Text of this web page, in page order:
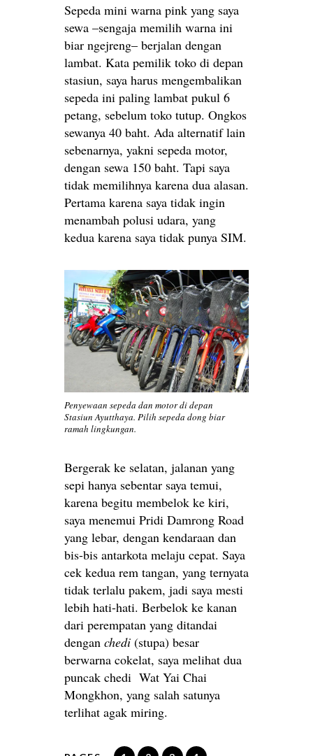
Sepeda mini warna pink yang saya
sewa –sengaja memilih warna ini
biar ngejreng– berjalan dengan
lambat. Kata pemilik toko di depan
stasiun, saya harus mengembalikan
sepeda ini paling lambat pukul 6
petang, sebelum toko tutup. Ongkos
sewanya 40 baht. Ada alternatif lain
sebenarnya, yakni sepeda motor,
dengan sewa 150 baht. Tapi saya
tidak memilihnya karena dua alasan.
Pertama karena saya tidak ingin
menambah polusi udara, yang
kedua karena saya tidak punya SIM.
Penyewaan sepeda dan motor di depan
Stasiun Ayutthaya. Pilih sepeda dong biar
ramah lingkungan.
Bergerak ke selatan, jalanan yang
sepi hanya sebentar saya temui,
karena begitu membelok ke kiri,
saya menemui Pridi Damrong Road
yang lebar, dengan kendaraan dan
bis-bis antarkota melaju cepat. Saya
cek kedua rem tangan, yang ternyata
tidak terlalu pakem, jadi saya mesti
lebih hati-hati. Berbelok ke kanan
dari perempatan yang ditandai
dengan chedi (stupa) besar
berwarna cokelat, saya melihat dua
puncak chedi Wat Yai Chai
Mongkhon, yang salah satunya
terlihat agak miring.